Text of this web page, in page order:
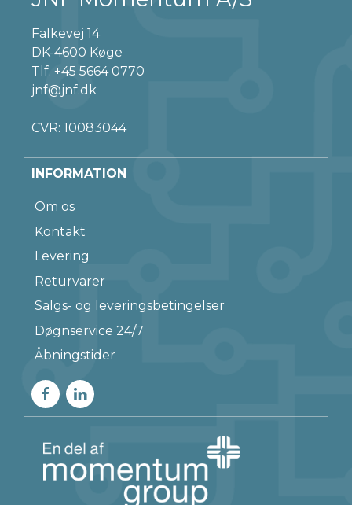
Falkevej 14
DK-4600 Køge
Tlf. +45 5664 0770
jnf@jnf.dk
CVR: 10083044
INFORMATION
Om os
Kontakt
Levering
Returvarer
Salgs- og leveringsbetingelser
Døgnservice 24/7
Åbningstider